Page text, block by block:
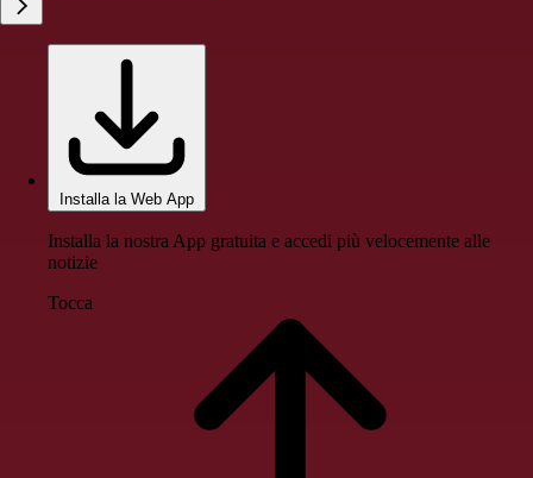
Installa la Web App
Installa la nostra App gratuita e accedi più velocemente alle
notizie
Tocca